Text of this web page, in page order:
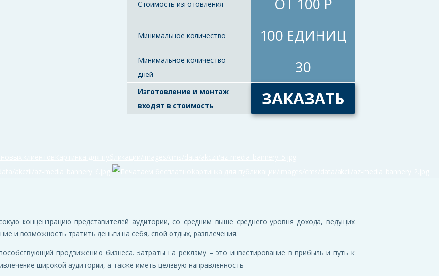
Стоимость изготовления ОТ 100 Р
Минимальное количество 100 ЕДИНИЦ
Минимальное количество
дней
30
Изготовление и монтаж
входят в стоимость
ЗАКАЗАТЬ
концентрацию представителей аудитории, со средним выше среднего уровня дохода, ведущих
и возможность тратить деньги на себя, свой отдых, развлечения.
продвижению бизнеса. Затраты на рекламу – это инвестирование в прибыль и путь к
широкой аудитории, а также иметь целевую направленность.